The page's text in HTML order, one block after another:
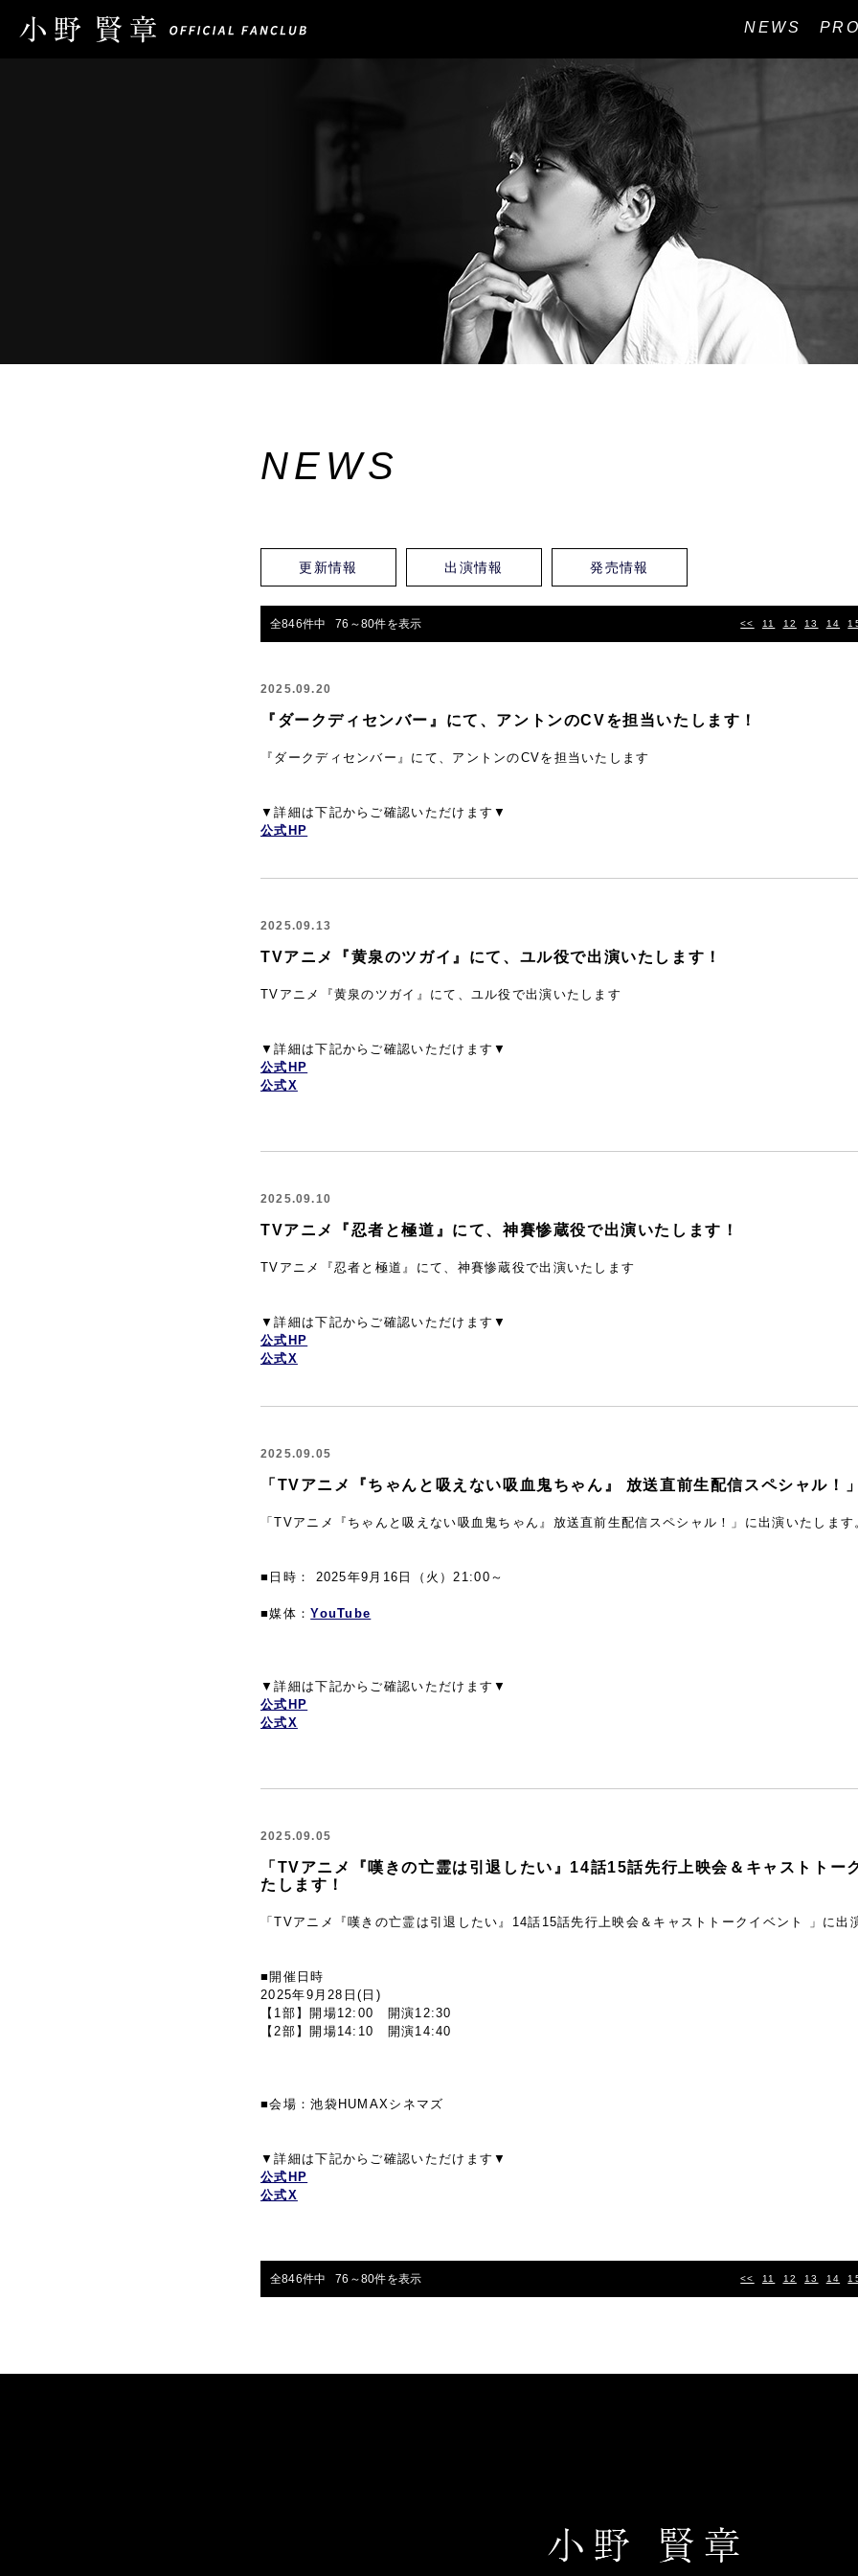
NEWS
NEWS
更新情報 出演情報 発売情報
全846件中 76～80件を表示 << 11 12 13 14
2025.09.20
『ダークディセンバー』にて、アントンのCVを担当いたします！
『ダークディセンバー』にて、アントンのCVを担当いたします
▼詳細は下記からご確認いただけます▼
公式HP
2025.09.13
TVアニメ『黄泉のツガイ』にて、ユル役で出演いたします！
TVアニメ『黄泉のツガイ』にて、ユル役で出演いたします
▼詳細は下記からご確認いただけます▼
公式HP
公式X
2025.09.10
TVアニメ『忍者と極道』にて、神賽惨蔵役で出演いたします！
TVアニメ『忍者と極道』にて、神賽惨蔵役で出演いたします
▼詳細は下記からご確認いただけます▼
公式HP
公式X
2025.09.05
「TVアニメ『ちゃんと吸えない吸血鬼ちゃん』 放送直前生配信スペシャル！
「TVアニメ『ちゃんと吸えない吸血鬼ちゃん』放送直前生配信スペシャル！」に出演いたします
■日時： 2025年9月16日（火）21:00～
■媒体：YouTube
▼詳細は下記からご確認いただけます▼
公式HP
公式X
2025.09.05
「TVアニメ『嘆きの亡霊は引退したい』14話15話先行上映会＆キャストトー
たします！
「TVアニメ『嘆きの亡霊は引退したい』14話15話先行上映会＆キャストトークイベント 」に出
■開催日時
2025年9月28日(日)
【1部】開場12:00 開演12:30
【2部】開場14:10 開演14:40
■会場：池袋HUMAXシネマズ
▼詳細は下記からご確認いただけます▼
公式HP
公式X
全846件中 76～80件を表示 << 11 12 13 14